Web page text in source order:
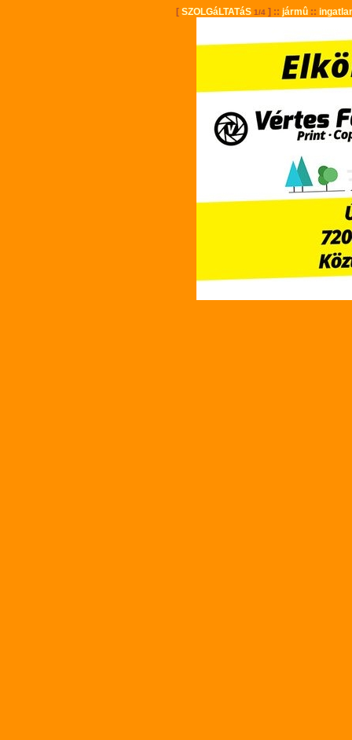
[ SZOLGáLTATáS 1/4] :: jármû::